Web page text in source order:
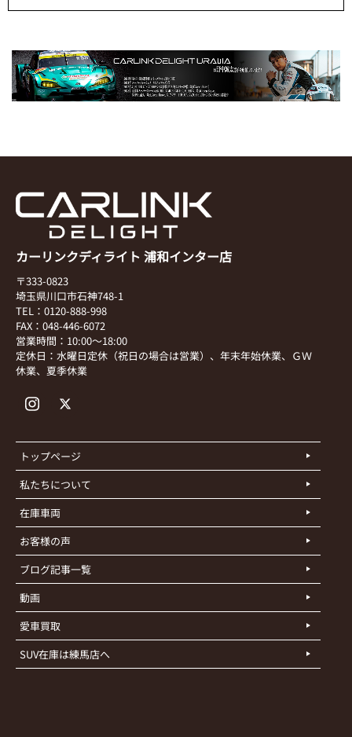
カーリンクディライト 浦和インター店
〒333-0823
埼玉県川口市石神748-1
TEL：0120-888-998
FAX：048-446-6072
営業時間：10:00～18:00
定休日：水曜日定休（祝日の場合は営業）、年末年始休業、ＧＷ
休業、夏季休業
トップページ
私たちについて
在庫車両
お客様の声
ブログ記事一覧
動画
愛車買取
SUV在庫は練馬店へ